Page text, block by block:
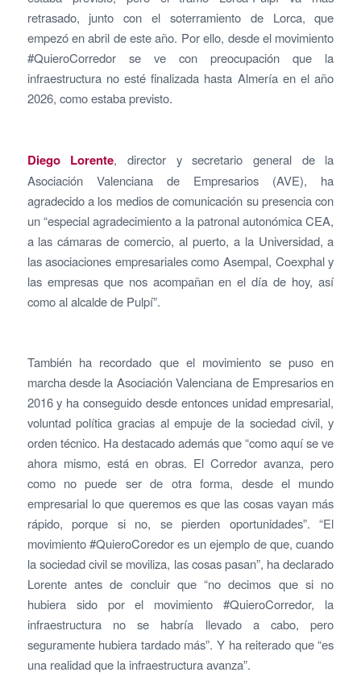
retrasado, junto con el soterramiento de Lorca, que
empezó en abril de este año. Por ello, desde el movimiento
#QuieroCorredor se ve con preocupación que la
infraestructura no esté finalizada hasta Almería en el año
2026, como estaba previsto.
Diego Lorente, director y secretario general de la
Asociación Valenciana de Empresarios (AVE), ha
agradecido a los medios de comunicación su presencia con
un “especial agradecimiento a la patronal autonómica CEA,
a las cámaras de comercio, al puerto, a la Universidad, a
las asociaciones empresariales como Asempal, Coexphal y
las empresas que nos acompañan en el día de hoy, así
como al alcalde de Pulpí”.
También ha recordado que el movimiento se puso en
marcha desde la Asociación Valenciana de Empresarios en
2016 y ha conseguido desde entonces unidad empresarial,
voluntad política gracias al empuje de la sociedad civil, y
orden técnico. Ha destacado además que “como aquí se ve
ahora mismo, está en obras. El Corredor avanza, pero
como no puede ser de otra forma, desde el mundo
empresarial lo que queremos es que las cosas vayan más
rápido, porque si no, se pierden oportunidades”. “El
movimiento #QuieroCoredor es un ejemplo de que, cuando
la sociedad civil se moviliza, las cosas pasan”, ha declarado
Lorente antes de concluir que “no decimos que si no
hubiera sido por el movimiento #QuieroCorredor, la
infraestructura no se habría llevado a cabo, pero
seguramente hubiera tardado más”. Y ha reiterado que “es
una realidad que la infraestructura avanza”.